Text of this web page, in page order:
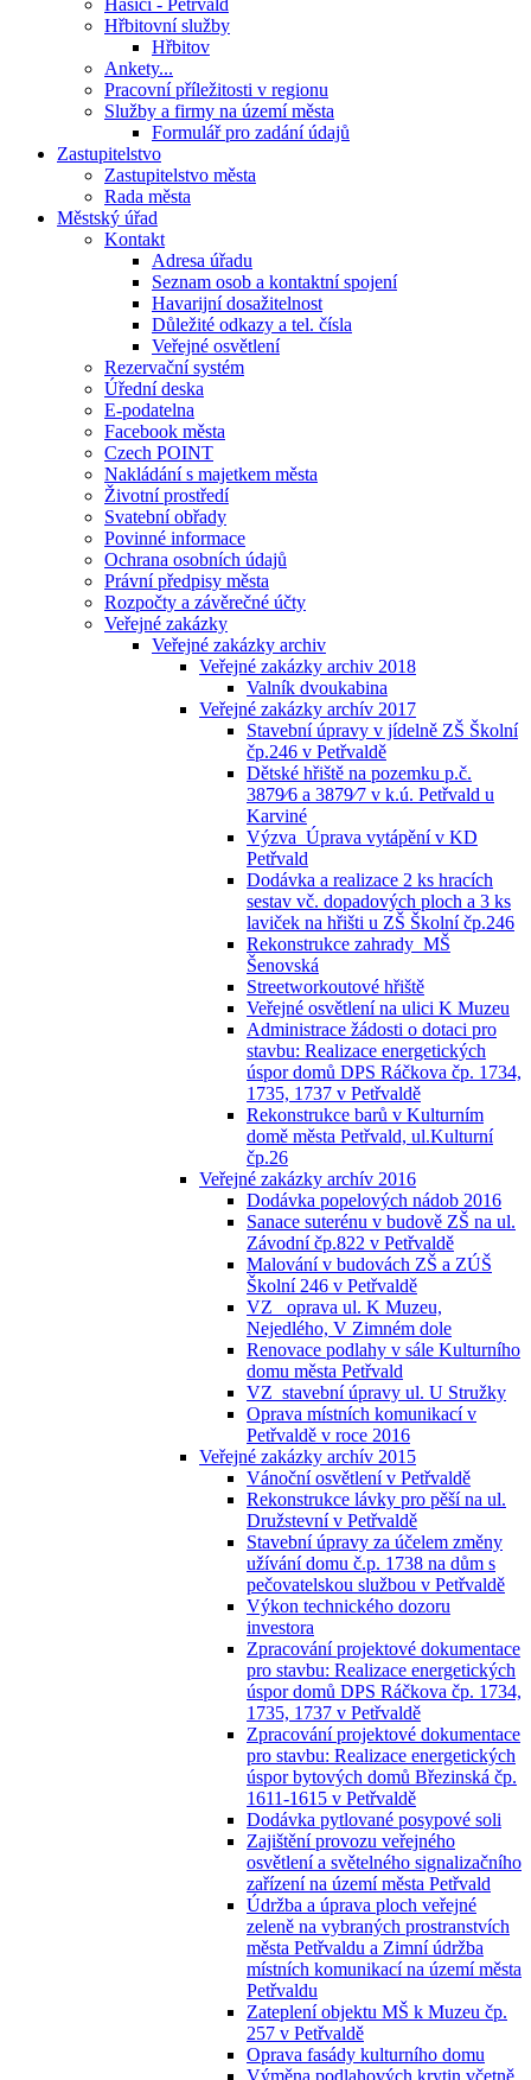
Hasiči - Petřvald
Hřbitovní služby
Hřbitov
Ankety...
Pracovní příležitosti v regionu
Služby a firmy na území města
Formulář pro zadání údajů
Zastupitelstvo
Zastupitelstvo města
Rada města
Městský úřad
Kontakt
Adresa úřadu
Seznam osob a kontaktní spojení
Havarijní dosažitelnost
Důležité odkazy a tel. čísla
Veřejné osvětlení
Rezervační systém
Úřední deska
E-podatelna
Facebook města
Czech POINT
Nakládání s majetkem města
Životní prostředí
Svatební obřady
Povinné informace
Ochrana osobních údajů
Právní předpisy města
Rozpočty a závěrečné účty
Veřejné zakázky
Veřejné zakázky archiv
Veřejné zakázky archiv 2018
Valník dvoukabina
Veřejné zakázky archív 2017
Stavební úpravy v jídelně ZŠ Školní
čp.246 v Petřvaldě
Dětské hřiště na pozemku p.č.
3879⁄6 a 3879⁄7 v k.ú. Petřvald u
Karviné
Výzva_Úprava vytápění v KD
Petřvald
Dodávka a realizace 2 ks hracích
sestav vč. dopadových ploch a 3 ks
laviček na hřišti u ZŠ Školní čp.246
Rekonstrukce zahrady_MŠ
Šenovská
Streetworkoutové hřiště
Veřejné osvětlení na ulici K Muzeu
Administrace žádosti o dotaci pro
stavbu: Realizace energetických
úspor domů DPS Ráčkova čp. 1734,
1735, 1737 v Petřvaldě
Rekonstrukce barů v Kulturním
domě města Petřvald, ul.Kulturní
čp.26
Veřejné zakázky archív 2016
Dodávka popelových nádob 2016
Sanace suterénu v budově ZŠ na ul.
Závodní čp.822 v Petřvaldě
Malování v budovách ZŠ a ZÚŠ
Školní 246 v Petřvaldě
VZ_ oprava ul. K Muzeu,
Nejedlého, V Zimném dole
Renovace podlahy v sále Kulturního
domu města Petřvald
VZ_stavební úpravy ul. U Stružky
Oprava místních komunikací v
Petřvaldě v roce 2016
Veřejné zakázky archív 2015
Vánoční osvětlení v Petřvaldě
Rekonstrukce lávky pro pěší na ul.
Družstevní v Petřvaldě
Stavební úpravy za účelem změny
užívání domu č.p. 1738 na dům s
pečovatelskou službou v Petřvaldě
Výkon technického dozoru
investora
Zpracování projektové dokumentace
pro stavbu: Realizace energetických
úspor domů DPS Ráčkova čp. 1734,
1735, 1737 v Petřvaldě
Zpracování projektové dokumentace
pro stavbu: Realizace energetických
úspor bytových domů Březinská čp.
1611-1615 v Petřvaldě
Dodávka pytlované posypové soli
Zajištění provozu veřejného
osvětlení a světelného signalizačního
zařízení na území města Petřvald
Údržba a úprava ploch veřejné
zeleně na vybraných prostranstvích
města Petřvaldu a Zimní údržba
místních komunikací na území města
Petřvaldu
Zateplení objektu MŠ k Muzeu čp.
257 v Petřvaldě
Oprava fasády kulturního domu
Výměna podlahových krytin včetně